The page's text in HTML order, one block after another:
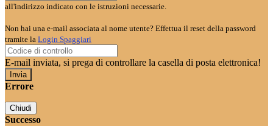
all'indirizzo indicato con le istruzioni necessarie.
Non hai una e-mail associata al nome utente? Effettua il reset della password
tramite la Login Spaggiari
E-mail inviata, si prega di controllare la casella di posta elettronica!
Errore
Chiudi
Successo